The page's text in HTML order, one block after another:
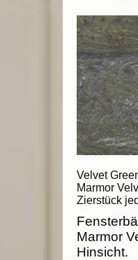
Velvet
Marmor
Zierstück
Marmor
Hinsicht.